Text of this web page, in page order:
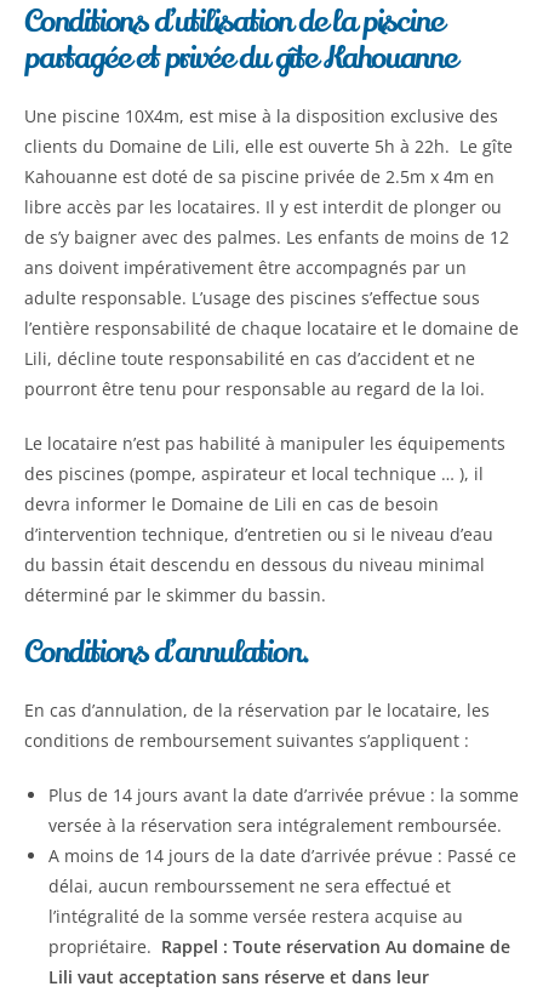
Conditions d’utilisation de la piscine
partagée et privée du gîte Kahouanne
Une piscine 10X4m, est mise à la disposition exclusive des
clients du Domaine de Lili, elle est ouverte 5h à 22h. Le gîte
Kahouanne est doté de sa piscine privée de 2.5m x 4m en
libre accès par les locataires. Il y est interdit de plonger ou
de s’y baigner avec des palmes. Les enfants de moins de 12
ans doivent impérativement être accompagnés par un
adulte responsable. L’usage des piscines s’effectue sous
l’entière responsabilité de chaque locataire et le domaine de
Lili, décline toute responsabilité en cas d’accident et ne
pourront être tenu pour responsable au regard de la loi.
Le locataire n’est pas habilité à manipuler les équipements
des piscines (pompe, aspirateur et local technique … ), il
devra informer le Domaine de Lili en cas de besoin
d’intervention technique, d’entretien ou si le niveau d’eau
du bassin était descendu en dessous du niveau minimal
déterminé par le skimmer du bassin.
Conditions d’annulation.
En cas d’annulation, de la réservation par le locataire, les
conditions de remboursement suivantes s’appliquent :
Plus de 14 jours avant la date d’arrivée prévue : la somme
versée à la réservation sera intégralement remboursée.
A moins de 14 jours de la date d’arrivée prévue : Passé ce
délai, aucun rembourssement ne sera effectué et
l’intégralité de la somme versée restera acquise au
propriétaire. Rappel : Toute réservation Au domaine de
Lili vaut acceptation sans réserve et dans leur